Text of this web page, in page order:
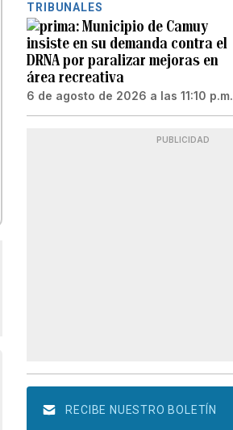
TRIBUNALES
Municipio de Camuy
insiste en su demanda contra el
DRNA por paralizar mejoras en
área recreativa
6 de agosto de 2026 a las 11:10 p.m.
PUBLICIDAD
RECIBE NUESTRO BOLETÍN